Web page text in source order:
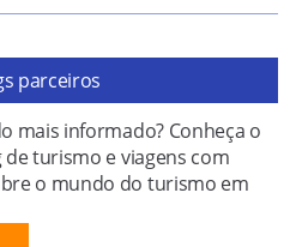
parceiros
mais informado? Conheça o
de turismo e viagens com
o mundo do turismo em